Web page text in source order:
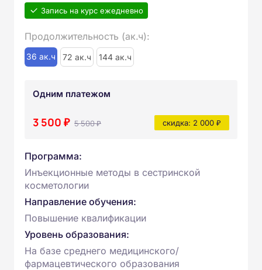
Запись на курс ежедневно
Продолжительность (ак.ч):
36 ак.ч 72 ак.ч 144 ак.ч
Одним платежом
3 500 ₽ 5 500 ₽ скидка: 2 000 ₽
Программа:
Инъекционные методы в сестринской
косметологии
Направление обучения:
Повышение квалификации
Уровень образования:
На базе среднего медицинского/
фармацевтического образования